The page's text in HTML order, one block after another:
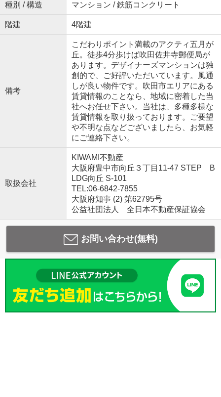
種別 / 構造 マンション / 鉄筋コンクリート
階建 4階建
備考
こだわりポイント満載のアクティ五月が
丘。徒歩4分歩けば吹田佐井寺郵便局が
あります。デザイナーズマンションは独
創的で、ご好評いただいています。風通
しが良い物件です。吹田市エリアにある
賃貸情報のことなら、地域に密着した当
社へお任せ下さい。当社は、多種多様な
賃貸情報を取り扱っております。ご要望
や不明な点などございましたら、お気軽
にご連絡下さい。
取扱会社
KIWAMI不動産
大阪府豊中市向丘３丁目11-47 STEP B
LDG向丘 S-101
TEL:06-6842-7855
大阪府知事 (2) 第62795号
公益社団法人 全日本不動産保証協会
お問い合わせ(無料)